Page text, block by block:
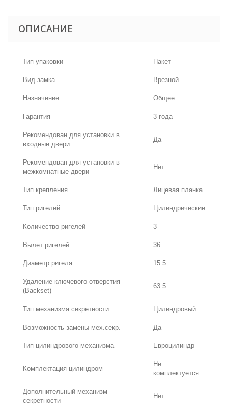
ОПИСАНИЕ
Тип упаковки Пакет
Вид замка Врезной
Назначение Общее
Гарантия 3 года
Рекомендован для установки в
входные двери
Да
Рекомендован для установки в
межкомнатные двери
Нет
Тип крепления Лицевая планка
Тип ригелей Цилиндрические
Количество ригелей 3
Вылет ригелей 36
Диаметр ригеля 15.5
Удаление ключевого отверстия
(Backset)
63.5
Тип механизма секретности Цилиндровый
Возможность замены мех.секр. Да
Тип цилиндрового механизма Евроцилиндр
Комплектация цилиндром
Не
комплектуется
Дополнительный механизм
секретности
Нет